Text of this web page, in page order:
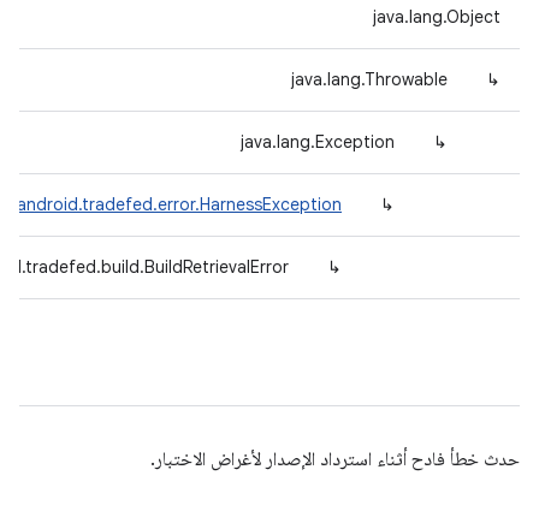
java.lang.Object
↳
java.lang.Throwable
↳
java.lang.Exception
↳
↳
حدث خطأ فادح أثناء استرداد الإصدار لأغراض الاختبار.